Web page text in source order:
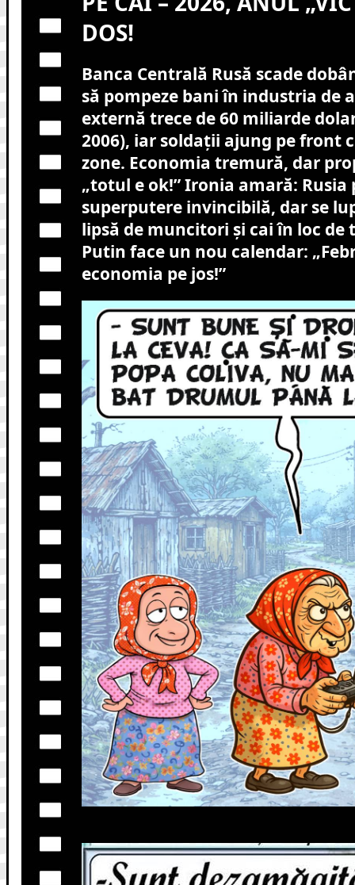
DOS!
Banca Centrală Rusă scade
să pompeze bani în industria de
externă trece de 60 miliarde
2006), iar soldații ajung pe front
zone. Economia tremură, dar
„totul e ok!” Ironia amară: Rusia
superputere invincibilă, dar se
lipsă de muncitori și cai în loc de
Putin face un nou calendar:
economia pe jos!”